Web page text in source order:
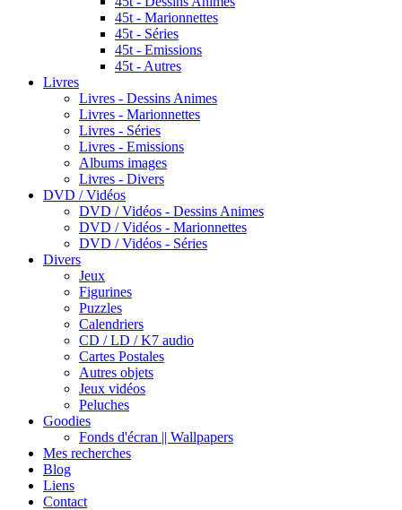
45t - Marionnettes
45t - Séries
45t - Emissions
45t - Autres
Livres
Livres - Dessins Animes
Livres - Marionnettes
Livres - Séries
Livres - Emissions
Albums images
Livres - Divers
DVD / Vidéos
DVD / Vidéos - Dessins Animes
DVD / Vidéos - Marionnettes
DVD / Vidéos - Séries
Divers
Jeux
Figurines
Puzzles
Calendriers
CD / LD / K7 audio
Cartes Postales
Autres objets
Jeux vidéos
Peluches
Goodies
Fonds d'écran || Wallpapers
Mes recherches
Blog
Liens
Contact